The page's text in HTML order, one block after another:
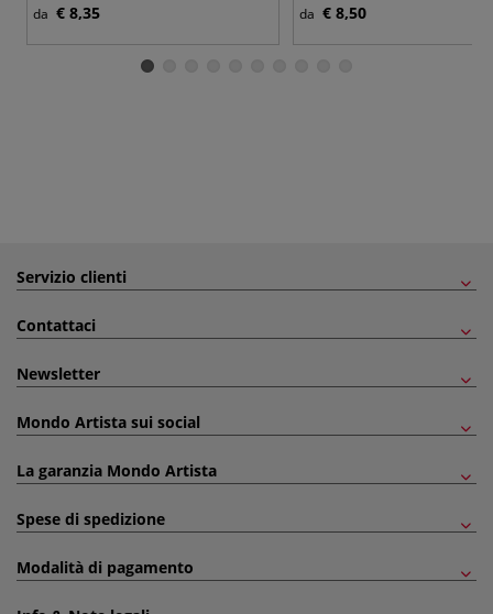
da € 8,35 da € 8,50
Servizio clienti
Contattaci
Newsletter
Mondo Artista sui social
La garanzia Mondo Artista
Spese di spedizione
Modalità di pagamento